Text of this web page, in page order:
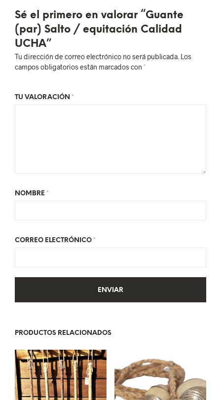
Sé el primero en valorar “Guante
(par) Salto / equitación Calidad
UCHA”
Tu dirección de correo electrónico no será publicada. Los
campos obligatorios están marcados con *
TU VALORACIÓN *
NOMBRE *
CORREO ELECTRÓNICO *
PRODUCTOS RELACIONADOS